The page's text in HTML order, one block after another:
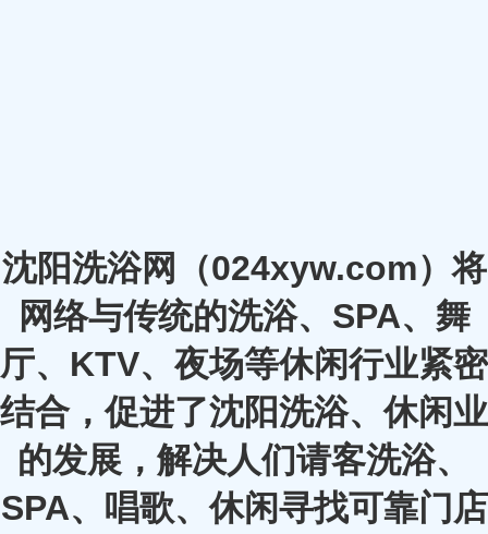
沈阳洗浴网（024xyw.com）将
网络与传统的洗浴、SPA、舞
厅、KTV、夜场等休闲行业紧密
结合，促进了沈阳洗浴、休闲业
的发展，解决人们请客洗浴、
SPA、唱歌、休闲寻找可靠门店